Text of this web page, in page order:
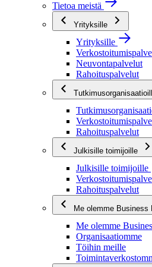
Tietoa meistä
Yrityksille
Yrityksille
Neuvontapalvelut
Rahoituspalvelut
Rahoituspalvelut
Julkisille toimijoille
Julkisille toimijoille
Rahoituspalvelut
Me olemme Business
Me olemme
Organisaatiomme
Töihin meille